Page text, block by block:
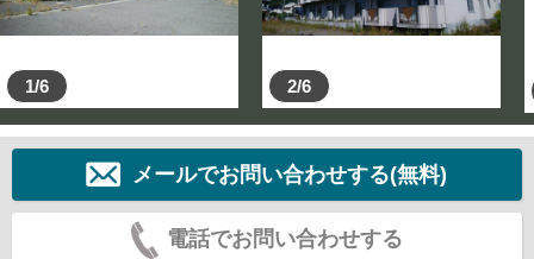
1/6 2/6
メールでお問い合わせする(無料)
電話でお問い合わせする